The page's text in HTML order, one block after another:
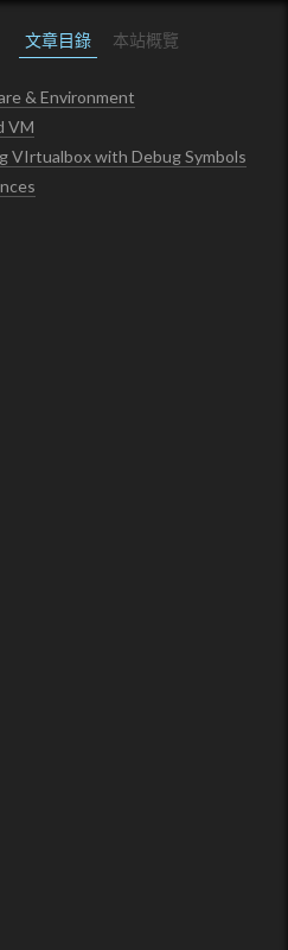
文章目錄 本站概覽
& Environment
VM
VIrtualbox with Debug Symbols